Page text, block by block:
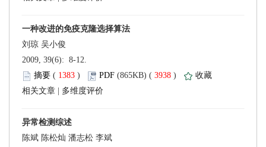
2009, 39(6): 8-12.
(
) 3938 )